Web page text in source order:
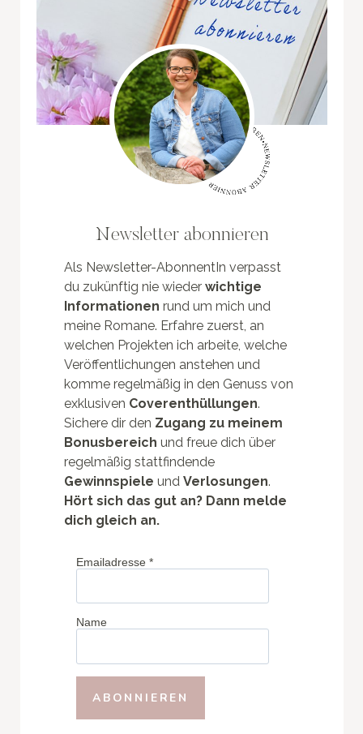
Newsletter abonnieren
Als Newsletter-AbonnentIn verpasst
du zukünftig nie wiederwichtige
Informationen rund um mich und
meine Romane. Erfahre zuerst, an
welchen Projekten ich arbeite, welche
Veröffentlichungen anstehen und
komme regelmäßig in den Genuss von
exklusiven Coverenthüllungen.
Sichere dir den Zugang zu meinem
Bonusbereich und freue dich über
regelmäßig stattfindende
Gewinnspiele undVerlosungen.
Hört sich das gut an? Dann melde
dich gleich an.
Emailadresse*
Name